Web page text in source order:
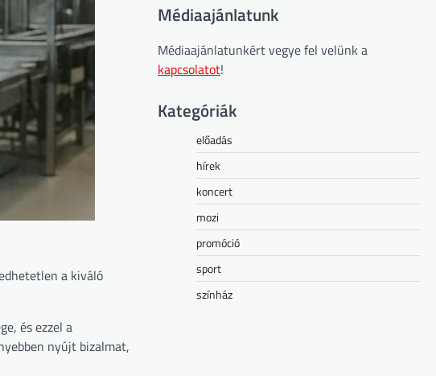
a kiváló
és ezzel a
nyújt bizalmat,
Médiaajánlatunk
Médiaajánlatunkért vegye fel velünk a
kapcsolatot!
Kategóriák
előadás
hírek
koncert
mozi
promóció
sport
színház